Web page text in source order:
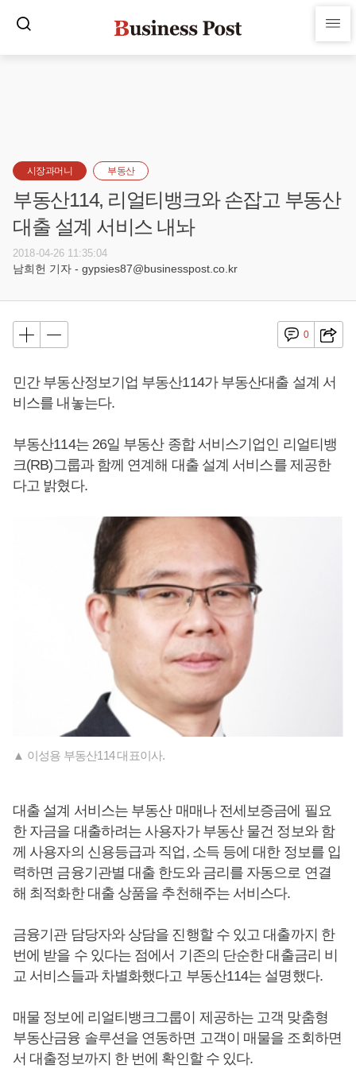
시장과머니 부동산
부동산114, 리얼티뱅크와 손잡고 부동산
대출 설계 서비스 내놔
2018-04-26 11:35:04
남희헌 기자 - gypsies87@businesspost.co.kr
0
민간 부동산정보기업 부동산114가 부동산대출 설계 서
비스를 내놓는다.
부동산114는 26일 부동산 종합 서비스기업인 리얼티뱅
크(RB)그룹과 함께 연계해 대출 설계 서비스를 제공한
다고 밝혔다.
▲ 이성용 부동산114 대표이사.
대출 설계 서비스는 부동산 매매나 전세보증금에 필요
한 자금을 대출하려는 사용자가 부동산 물건 정보와 함
께 사용자의 신용등급과 직업, 소득 등에 대한 정보를 입
력하면 금융기관별 대출 한도와 금리를 자동으로 연결
해 최적화한 대출 상품을 추천해주는 서비스다.
금융기관 담당자와 상담을 진행할 수 있고 대출까지 한
번에 받을 수 있다는 점에서 기존의 단순한 대출금리 비
교 서비스들과 차별화했다고 부동산114는 설명했다.
매물 정보에 리얼티뱅크그룹이 제공하는 고객 맞춤형
부동산금융 솔루션을 연동하면 고객이 매물을 조회하면
서 대출정보까지 한 번에 확인할 수 있다.